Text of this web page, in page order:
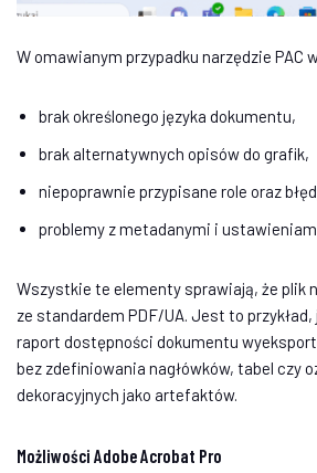
W omawianym przypadku narzędzie PAC
brak określonego języka dokumentu,
brak alternatywnych opisów do grafik,
niepoprawnie przypisane role oraz
problemy z metadanymi i
Wszystkie te elementy sprawiają, że plik
ze standardem PDF/UA. Jest to
raport dostępności dokumentu
bez zdefiniowania nagłówków, tabel czy
dekoracyjnych jako artefaktów.
Możliwości Adobe Acrobat Pro